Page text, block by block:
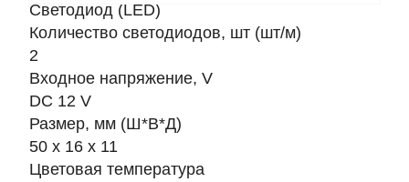
Светодиод (LED)
Количество светодиодов, шт (шт/м)
2
Входное напряжение, V
DC 12 V
Размер, мм (Ш*В*Д)
50 x 16 x 11
Цветовая температура